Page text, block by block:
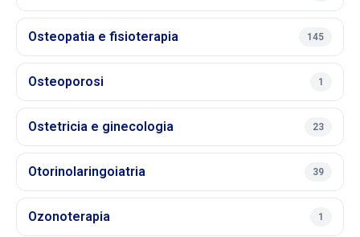
Osteopatia e fisioterapia 145
Osteoporosi 1
Ostetricia e ginecologia 23
Otorinolaringoiatria 39
Ozonoterapia 1